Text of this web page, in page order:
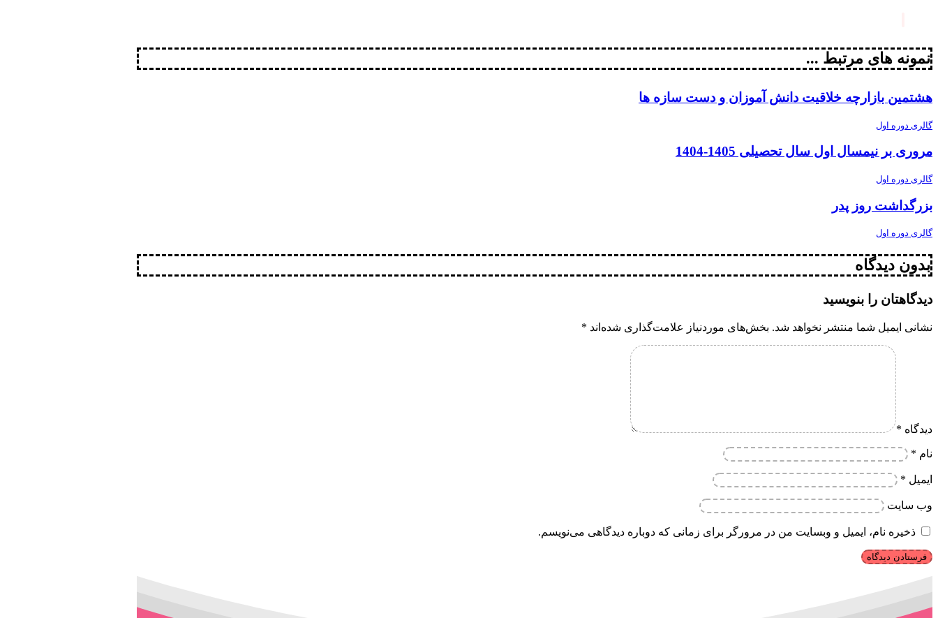
نمونه های مرتبط ...
هشتمین بازارچه خلاقیت دانش آموزان و دست سازه ها
گالری دوره اول
مروری بر نیمسال اول سال تحصیلی 1405-1404
گالری دوره اول
بزرگداشت روز پدر
گالری دوره اول
بدون دیدگاه
دیدگاهتان را بنویسید
نشانی ایمیل شما منتشر نخواهد شد. بخش‌های موردنیاز علامت‌گذاری شده‌اند *
دیدگاه *
نام *
ایمیل *
وب‌ سایت
ذخیره نام، ایمیل و وبسایت من در مرورگر برای زمانی که دوباره دیدگاهی می‌نویسم.